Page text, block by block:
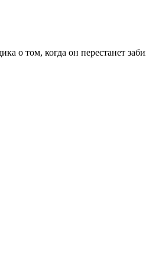
о том, когда он перестанет